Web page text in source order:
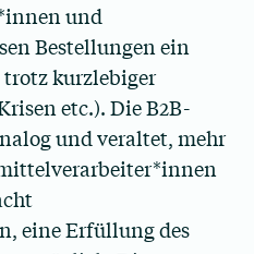
und
Bestellungen ein
kurzlebiger
etc.). Die B2B-
und veraltet, mehr
eine Erfüllung des